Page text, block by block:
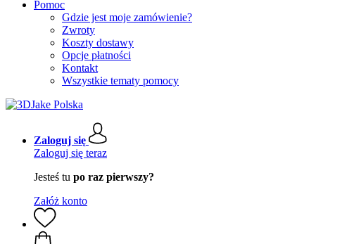
Pomoc
Gdzie jest moje zamówienie?
Zwroty
Koszty dostawy
Opcje płatności
Kontakt
Wszystkie tematy pomocy
Zaloguj się
Zaloguj się teraz
Jesteś tu po raz pierwszy?
Załóż konto